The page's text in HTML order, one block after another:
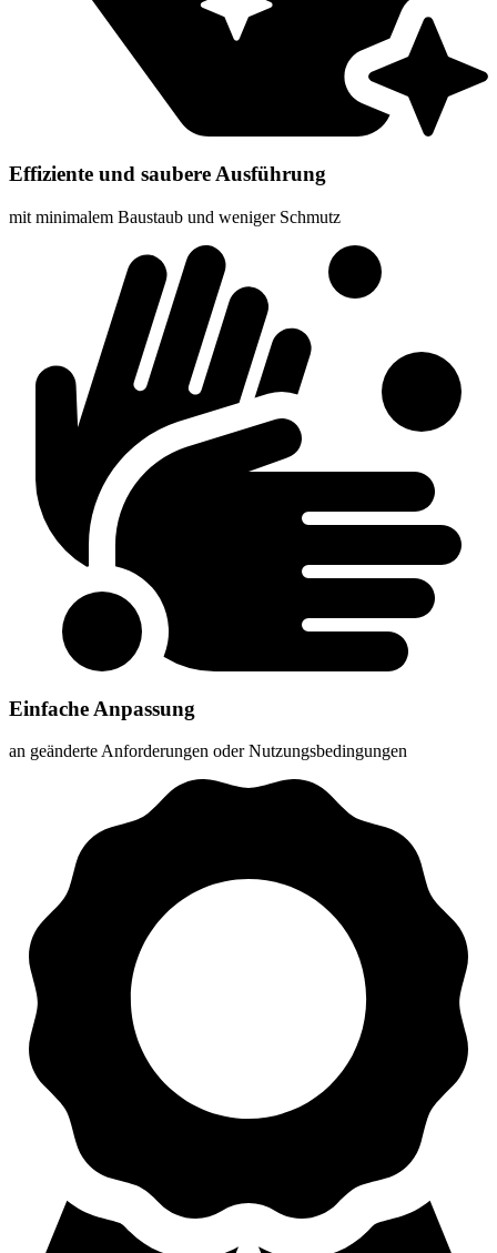
Effiziente und saubere Ausführung
mit minimalem Baustaub und weniger Schmutz
Einfache Anpassung
an geänderte Anforderungen oder Nutzungsbedingungen